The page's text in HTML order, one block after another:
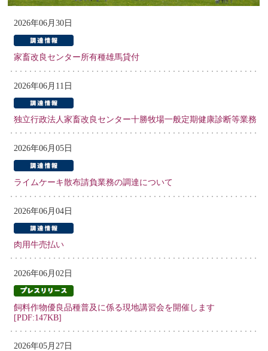
2026年06月30日
家畜改良センター所有種雄馬貸付
2026年06月11日
独立行政法人家畜改良センター十勝牧場一般定期健康診断等業務
2026年06月05日
ライムケーキ散布請負業務の調達について
2026年06月04日
肉用牛売払い
2026年06月02日
飼料作物優良品種普及に係る現地講習会を開催します
[PDF:147KB]
2026年05月27日